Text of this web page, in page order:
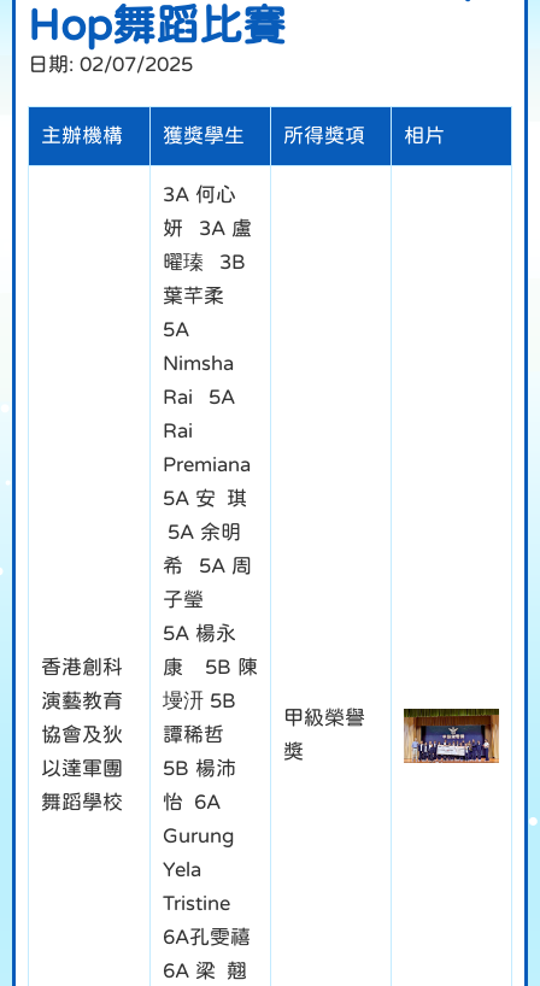
Hop舞蹈比賽
日期: 02/07/2025
主辦機構 獲獎學生 所得獎項 相片
香港創科
演藝教育
協會及狄
以達軍團
舞蹈學校
3A 何心
妍 3A 盧
曜瑧 3B
葉芊柔
5A
Nimsha
Rai 5A
Rai
Premiana
5A 安 琪
5A 余明
希 5A 周
子瑩
5A 楊永
康 5B 陳
墁汧 5B
譚稀哲
5B 楊沛
怡 6A
Gurung
Yela
Tristine
6A孔雯禧
6A 梁 翹
甲級榮譽
獎